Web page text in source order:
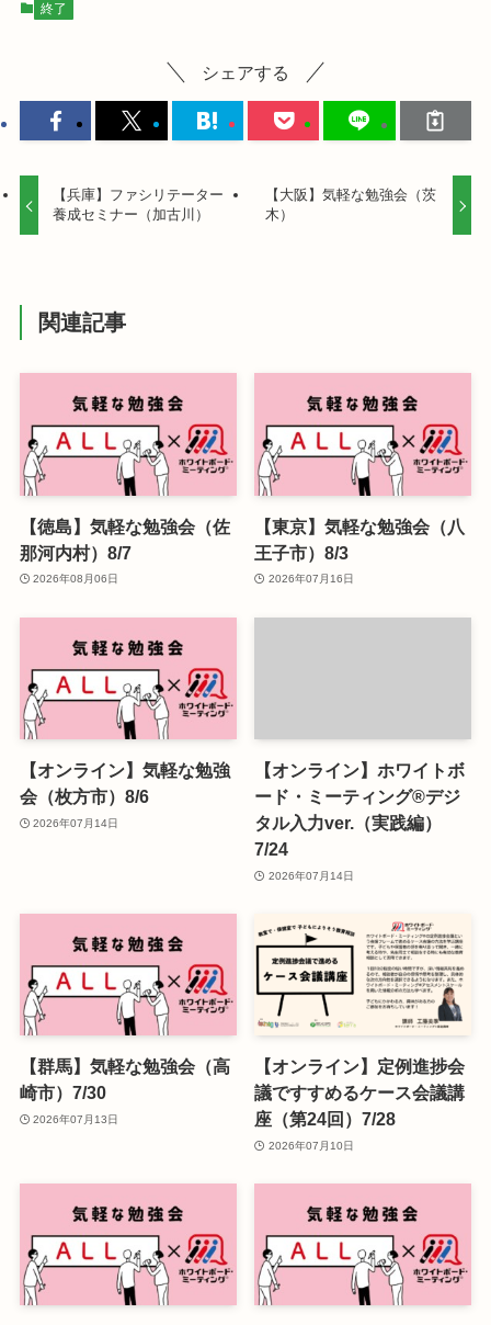
終了
シェアする
【兵庫】ファシリテーター
養成セミナー（加古川）
【大阪】気軽な勉強会（茨
木）
関連記事
【徳島】気軽な勉強会（佐
那河内村）8/7
2026年08月06日
【東京】気軽な勉強会（八
王子市）8/3
2026年07月16日
【オンライン】気軽な勉強
会（枚方市）8/6
2026年07月14日
【オンライン】ホワイトボ
ード・ミーティング®デジ
タル入力ver.（実践編）
7/24
2026年07月14日
【群馬】気軽な勉強会（高
崎市）7/30
2026年07月13日
【オンライン】定例進捗会
議ですすめるケース会議講
座（第24回）7/28
2026年07月10日